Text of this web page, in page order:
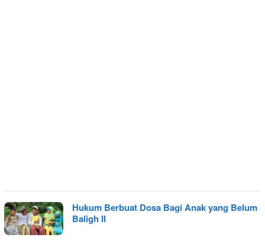
Hukum Berbuat Dosa Bagi Anak yang Belum
Baligh II